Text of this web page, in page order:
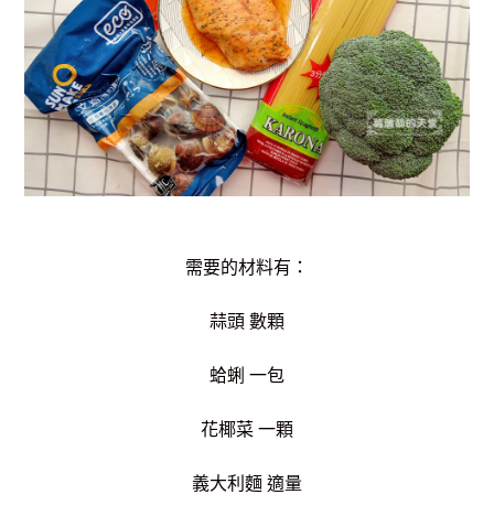
需要的材料有：
蒜頭 數顆
蛤蜊 一包
花椰菜 一顆
義大利麵 適量